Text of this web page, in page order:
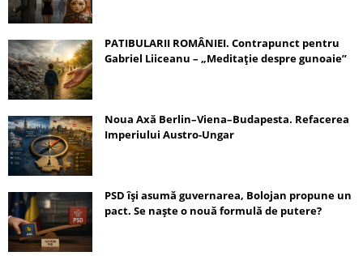
PATIBULARII ROMÂNIEI. Contrapunct pentru
Gabriel Liiceanu – „Meditație despre gunoaie”
Noua Axă Berlin–Viena–Budapesta. Refacerea
Imperiului Austro-Ungar
PSD își asumă guvernarea, Bolojan propune un
pact. Se naște o nouă formulă de putere?